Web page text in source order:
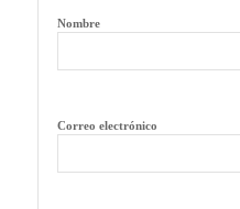
Nombre
Correo electrónico